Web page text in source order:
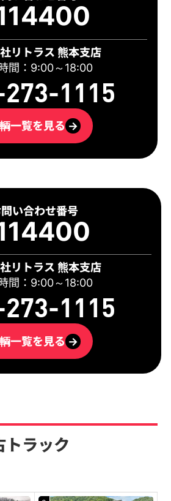
い合わせ番号
リトラス 熊本支店
間：9:00～18:00
1115
一覧を見る →
リトラス 熊本支店
間：9:00～18:00
1115
一覧を見る →
トラック